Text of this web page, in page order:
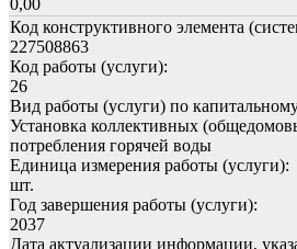
Код конструктивного элемента
227508863
Код работы (услуги):
26
Вид работы (услуги) по
Установка коллективных
потребления горячей воды
Единица измерения работы (услуги):
шт.
Год завершения работы (услуги):
2037
Дата актуализации информации,